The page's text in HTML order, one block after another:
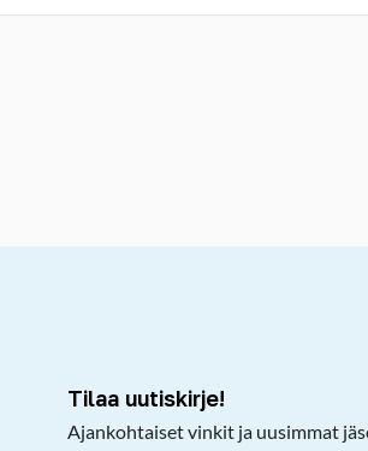
Tilaa uutiskirje!
Ajankohtaiset vinkit ja uusimmat